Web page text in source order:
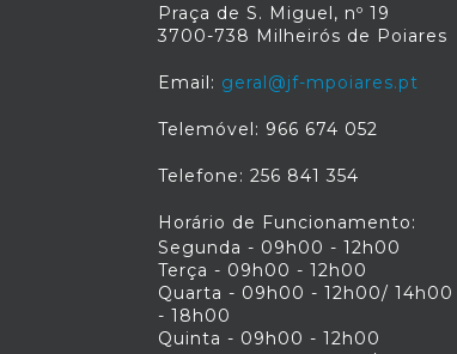
Praça de S. Miguel, nº 19
3700-738 Milheirós de Poiares
Email: geral@jf-mpoiares.pt
Telemóvel: 966 674 052
Telefone: 256 841 354
Horário de Funcionamento:
Segunda - 09h00 - 12h00
Terça - 09h00 - 12h00
Quarta - 09h00 - 12h00/ 14h00
- 18h00
Quinta - 09h00 - 12h00